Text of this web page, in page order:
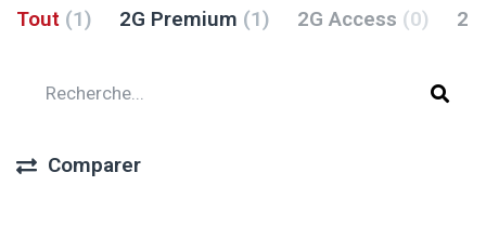
Tout (1) 2G Premium (1) 2G Access (0)
Comparer